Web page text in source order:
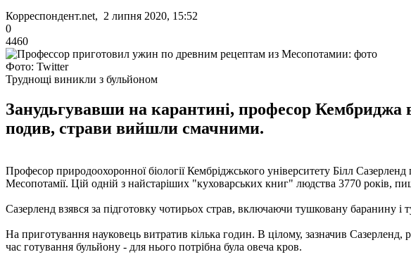
Корреспондент.net, 2 липня 2020, 15:52
0
4460
Фото: Twitter
Труднощі виникли з бульйоном
Занудьгувавши на карантині, професор Кембриджа
подив, страви вийшли смачними.
Професор природоохоронної біології Кембріджського університету Білл
Месопотамії. Цій одній з найстаріших "куховарських книг" людства 3770 років,
Сазерленд взявся за підготовку чотирьох страв, включаючи тушковану баранину і
На приготування науковець витратив кілька годин. В цілому, зазначив Сазерленд,
час готування бульйону - для нього потрібна була овеча кров.